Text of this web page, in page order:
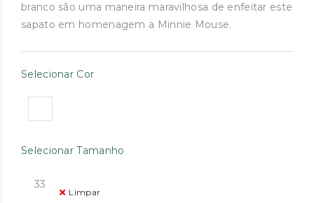
branco são uma maneira maravilhosa de enfeitar este
sapato em homenagem a Minnie Mouse.
Selecionar Cor
Selecionar Tamanho
33
Limpar